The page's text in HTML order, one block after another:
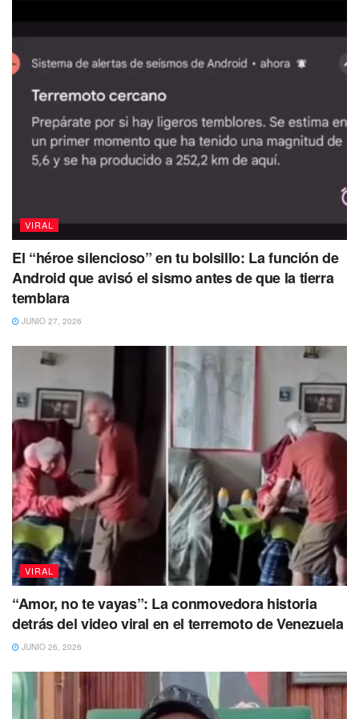
instantánea de los cinco tripulantes, sin que sufrieran
asfixia o experimentaran sufrimiento en sus últimos
momentos con la vida.
La Guardia Costera de Estados Unidos ofreció una
conferencia de prensa alrededor de la 1:00 de la tarde
(hora del centro de México), confirmando que los restos
encontrados pertenecían al submarino desaparecido el
pasado domingo 18 de junio. La empresa de viajes
OceanGate también constituyó la trágica noticia de la
muerte de los cinco tripulantes.
La conclusión de la búsqueda del submarino Titán y la
confirmación de la pérdida de vidas han dejado un
sentimiento de tristeza y conmoción en la comunidad
submarina y en todo el mundo.
VIRAL
El “héroe silencioso” en tu bolsillo: La función de
Android que avisó el sismo antes de que la tierra
temblara
JUNIO 27, 2026
VIRAL
“Amor, no te vayas”: La conmovedora historia
detrás del video viral en el terremoto de Venezuela
JUNIO 26, 2026